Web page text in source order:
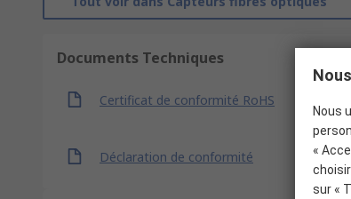
Documents Techniques
Certificat de conformité RoHS
Déclaration de conformité
Nous
«
sur «